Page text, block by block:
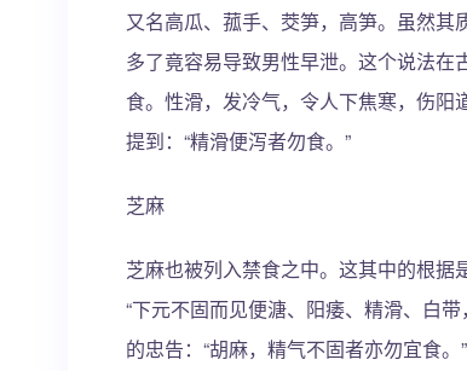
又名高瓜、菰手、茭笋，高笋。虽然
多了竟容易导致男性早泄。这个说法在
食。性滑，发冷气，令人下焦寒，伤阳
提到：“精滑便泻者勿食。”
芝麻
芝麻也被列入禁食之中。这其中的根据
“下元不固而见便溏、阳痿、精滑、白
的忠告：“胡麻，精气不固者亦勿宜食。”